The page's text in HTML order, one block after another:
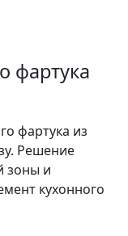
фартука
фартука из
Решение
зоны и
кухонного